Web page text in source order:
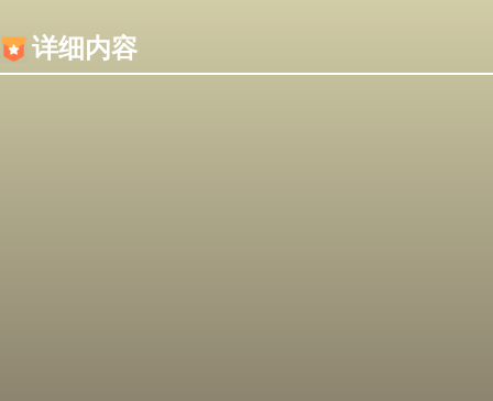
详细内容